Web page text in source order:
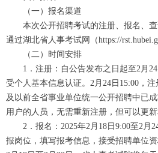
（一）报名渠道
本次公开招聘考试的注册、报名、查
通过湖北省人事考试网（https://
（二）时间安排
1．注册：自公告发布之日起至2月24
受个人基本信息认证。2月24日15:00，
及以前全省事业单位统一公开招聘中已
用户的人员，无需重新注册，但可以更新
2．报名：2025年2月18日9:00至2月
报岗位，填写报考信息，接受招聘单位